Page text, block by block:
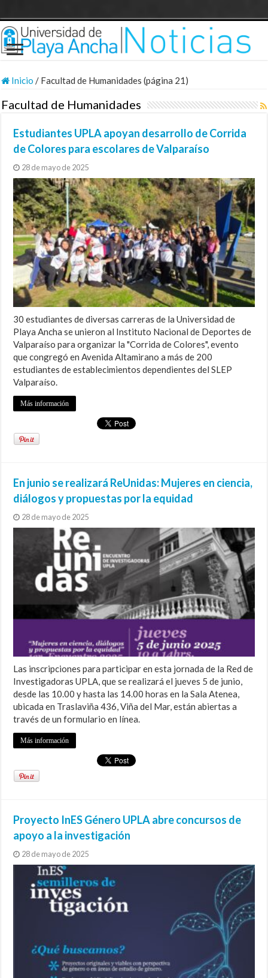
Inicio / Facultad de Humanidades (página 21)
Facultad de Humanidades
Estudiantes UPLA apoyan desarrollo de Corrida
de Colores para escolares de Valparaíso
28 de mayo de 2025
30 estudiantes de diversas carreras de la Universidad de
Playa Ancha se unieron al Instituto Nacional de Deportes de
Valparaíso para organizar la "Corrida de Colores", evento
que congregó en Avenida Altamirano a más de 200
estudiantes de establecimientos dependientes del SLEP
Valparaíso.
Más información
En junio se realizará ReUnidas: Mujeres en ciencia,
diálogos y propuestas por la equidad
28 de mayo de 2025
Las inscripciones para participar en esta jornada de la Red de
Investigadoras UPLA, que se realizará el jueves 5 de junio,
desde las 10.00 y hasta las 14.00 horas en la Sala Atenea,
ubicada en Traslaviña 436, Viña del Mar, están abiertas a
través de un formulario en línea.
Más información
Proyecto InES Género UPLA abre concursos de
apoyo a la investigación
28 de mayo de 2025